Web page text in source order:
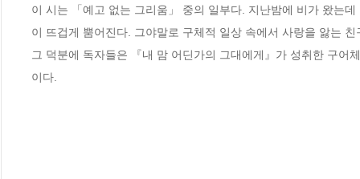
이 시는 「예고 없는 그리움」 중의 일부다. 지난밤에 비가 왔는
이 뜨겁게 뿜어진다. 그야말로 구체적 일상 속에서 사랑을 앓는
그 덕분에 독자들은 『내 맘 어딘가의 그대에게』가 성취한 구
이다.